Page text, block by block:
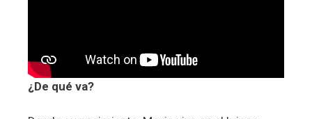
¿De qué va?